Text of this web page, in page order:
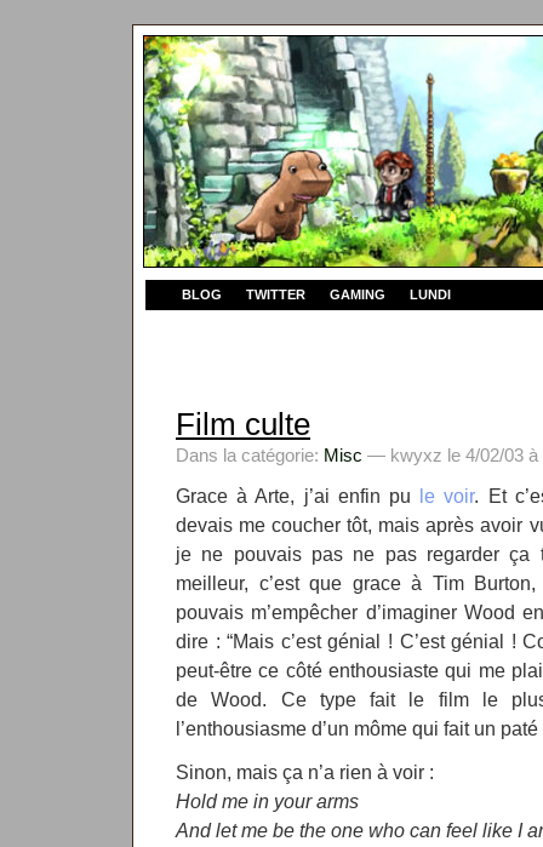
BLOG TWITTER GAMING LUNDI
Film culte
Dans la catégorie: Misc — kwyxz le 4/02/03 à
Grace à Arte, j’ai enfin pu le voir. Et
devais me coucher tôt, mais après avoir
je ne pouvais pas ne pas regarder ça
meilleur, c’est que grace à Tim
pouvais m’empêcher d’imaginer Wood
dire : “Mais c’est génial ! C’est génial !
peut-être ce côté enthousiaste qui me
de Wood. Ce type fait le film le
l’enthousiasme d’un môme qui fait un
Sinon, mais ça n’a rien à voir :
Hold me in your arms
And let me be the one who can feel like I